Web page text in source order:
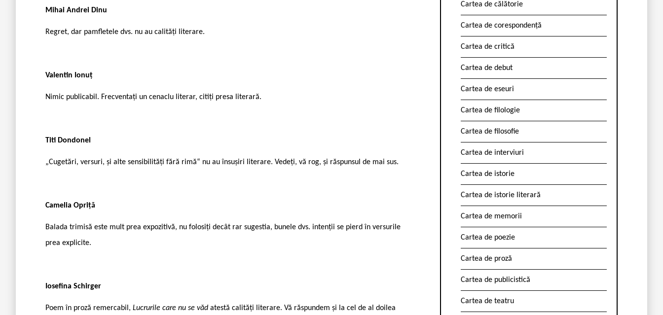
Mihai Andrei Dinu
Regret, dar pamfletele dvs. nu au calități literare.
Valentin Ionuț
Nimic publicabil. Frecventați un cenaclu literar, citiți presa literară.
Titi Dondonel
„Cugetări, versuri, și alte sensibilități fără rimă“ nu au însușiri literare. Vedeți, vă rog, și răspunsul de mai sus.
Camelia Opriță
Balada trimisă este mult prea expozitivă, nu folosiți decât rar sugestia, bunele dvs. intenții se pierd în versurile
prea explicite.
Iosefina Schirger
Poem în proză remercabil, Lucrurile care nu se văd atestă calități literare. Vă răspundem și la cel de al doilea
Cartea de călătorie
Cartea de corespondență
Cartea de critică
Cartea de debut
Cartea de eseuri
Cartea de filologie
Cartea de filosofie
Cartea de interviuri
Cartea de istorie
Cartea de istorie literară
Cartea de memorii
Cartea de poezie
Cartea de proză
Cartea de publicistică
Cartea de teatru